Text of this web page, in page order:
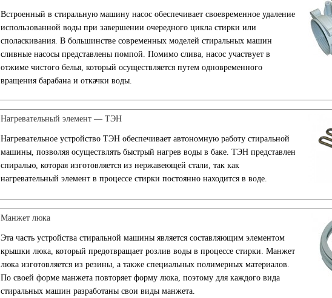
Встроенный в стиральную машину насос обеспечивает своевременное удаление
использованной воды при завершении очередного цикла стирки или
споласкивания. В большинстве современных моделей стиральных машин
сливные насосы представлены помпой. Помимо слива, насос участвует в
отжиме чистого белья, который осуществляется путем одновременного
вращения барабана и откачки воды.
Нагревательный элемент — ТЭН
Нагревательное устройство ТЭН обеспечивает автономную работу стиральной
машины, позволяя осуществлять быстрый нагрев воды в баке. ТЭН представлен
спиралью, которая изготовляется из нержавеющей стали, так как
нагревательный элемент в процессе стирки постоянно находится в воде.
Манжет люка
Эта часть устройства стиральной машины является составляющим элементом
крышки люка, который предотвращает розлив воды в процессе стирки. Манжет
люка изготовляется из резины, а также специальных полимерных материалов.
По своей форме манжета повторяет форму люка, поэтому для каждого вида
стиральных машин разработаны свои виды манжета.